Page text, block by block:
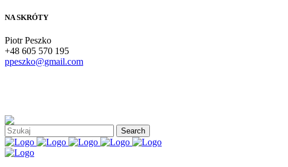
NA SKRÓTY
Piotr Peszko
+48 605 570 195
ppeszko@gmail.com